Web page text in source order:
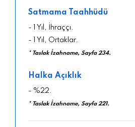
Satmama Taahhüdü
- 1 Yıl, İhraççı.
- 1 Yıl, Ortaklar.
* Taslak İzahname, Sayfa 234.
Halka Açıklık
- %22.
* Taslak İzahname, Sayfa 221.